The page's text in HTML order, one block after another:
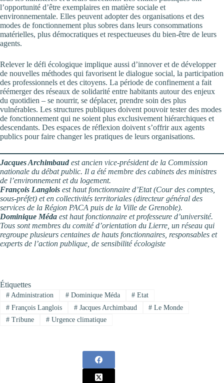
l’opportunité d’être exemplaires en matière sociale et
environnementale. Elles peuvent adopter des organisations et des
modes de fonctionnement plus sobres dans leurs consommations
matérielles, plus démocratiques et respectueuses du bien-être de leurs
agents.
Relever le défi écologique implique aussi d’innover et de développer
de nouvelles méthodes qui favorisent le dialogue social, la participation
des professionnels et des citoyens. La période de confinement a fait
réémerger des réseaux de solidarité entre habitants autour des enjeux
du quotidien – se nourrir, se déplacer, prendre soin des plus
vulnérables. Les structures publiques doivent pouvoir tester des modes
de fonctionnement qui ne soient plus exclusivement hiérarchiques et
descendants. Des espaces de réflexion doivent s’offrir aux agents
publics pour faire changer les pratiques de leurs organisations.
Jacques Archimbaud est ancien vice-président de la Commission
nationale du débat public. Il a été membre des cabinets des ministres
de l’environnement et du logement.
François Langlois est haut fonctionnaire d’Etat (Cour des comptes,
sous-préfet) et en collectivités territoriales (directeur général des
services de la Région PACA puis de la Ville de Grenoble).
Dominique Méda est haut fonctionnaire et professeure d’université.
Tous sont membres du comité d’orientation du Lierre, un réseau qui
regroupe plusieurs centaines de hauts fonctionnaires, responsables et
experts de l’action publique, de sensibilité écologiste
Étiquettes
#Administration #Dominique Méda # Etat
#François Langlois #Jacques Archimbaud # Le Monde
#Tribune #Urgence climatique